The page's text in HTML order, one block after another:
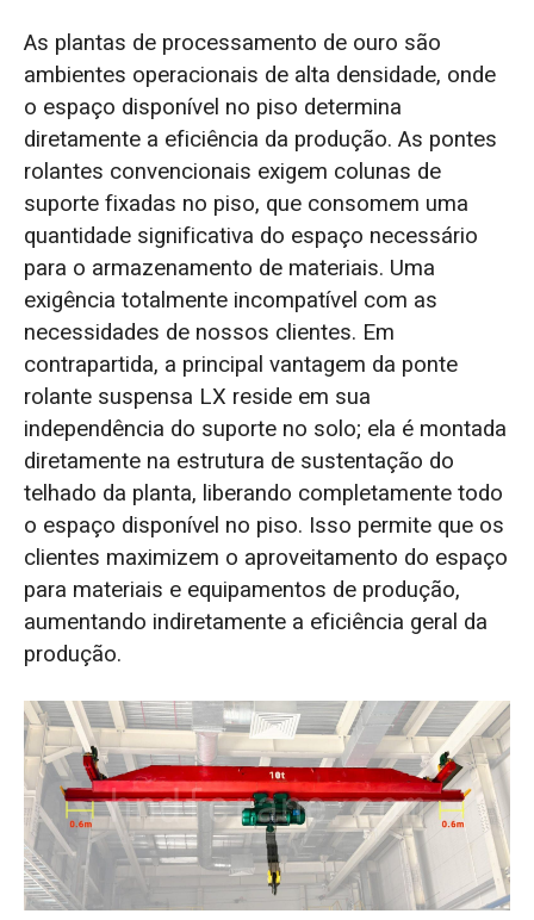
As plantas de processamento de ouro são
ambientes operacionais de alta densidade, onde
o espaço disponível no piso determina
diretamente a eficiência da produção. As pontes
rolantes convencionais exigem colunas de
suporte fixadas no piso, que consomem uma
quantidade significativa do espaço necessário
para o armazenamento de materiais. Uma
exigência totalmente incompatível com as
necessidades de nossos clientes. Em
contrapartida, a principal vantagem da ponte
rolante suspensa LX reside em sua
independência do suporte no solo; ela é montada
diretamente na estrutura de sustentação do
telhado da planta, liberando completamente todo
o espaço disponível no piso. Isso permite que os
clientes maximizem o aproveitamento do espaço
para materiais e equipamentos de produção,
aumentando indiretamente a eficiência geral da
produção.